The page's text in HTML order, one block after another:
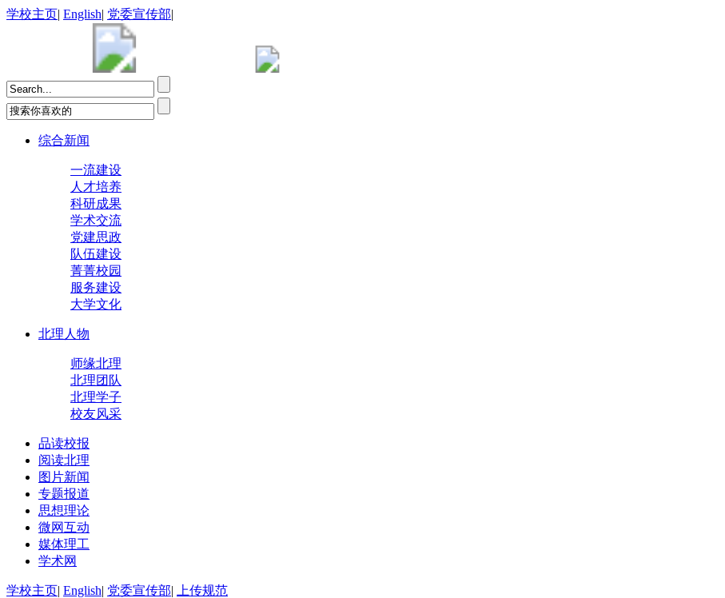
学校主页| English| 党委宣传部|
综合新闻
一流建设
人才培养
科研成果
学术交流
党建思政
队伍建设
菁菁校园
服务建设
大学文化
北理人物
师缘北理
北理团队
北理学子
校友风采
品读校报
阅读北理
图片新闻
专题报道
思想理论
微网互动
媒体理工
学术网
学校主页| English| 党委宣传部| 上传规范